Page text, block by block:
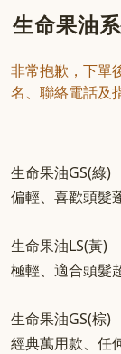
生命果油
非常抱歉，下單
名、聯絡電話及
生命果油GS(綠)
偏輕、喜歡頭髮
生命果油LS(黃)
極輕、適合頭髮
生命果油GS(棕)
經典萬用款、任